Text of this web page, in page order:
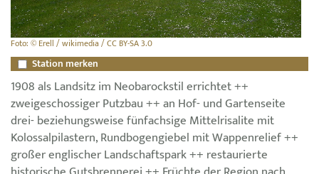
Foto: © Erell / wikimedia / CC BY-SA 3.0
Station merken
1908 als Landsitz im Neobarockstil errichtet ++
zweigeschossiger Putzbau ++ an Hof- und Gartenseite
drei- beziehungsweise fünfachsige Mittelrisalite mit
Kolossalpilastern, Rundbogengiebel mit Wappenrelief ++
großer englischer Landschaftspark ++ restaurierte